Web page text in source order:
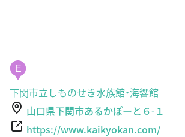
E
下関市立しものせき水族館・海響館
山口県下関市あるかぽーと６-１
https://www.kaikyokan.com/